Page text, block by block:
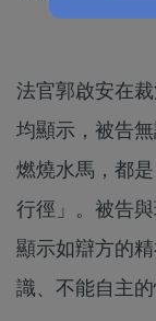
法官郭啟安在
均顯示，被告
燃燒水馬，都
行徑」。被告
顯示如辯方的
識、不能自主的